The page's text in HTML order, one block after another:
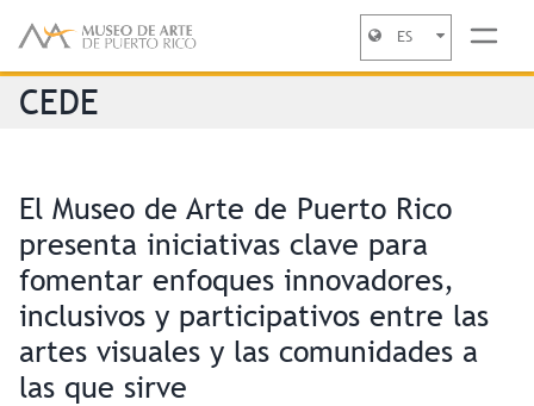
ES
CEDE
El Museo de Arte de Puerto Rico
presenta iniciativas clave para
fomentar enfoques innovadores,
inclusivos y participativos entre las
artes visuales y las comunidades a
las que sirve